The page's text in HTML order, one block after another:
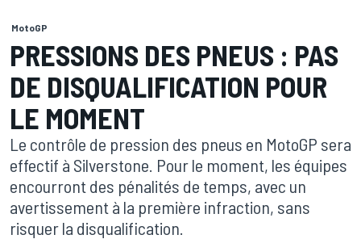
MotoGP
PRESSIONS DES PNEUS : PAS
DE DISQUALIFICATION POUR
LE MOMENT
Le contrôle de pression des pneus en MotoGP sera
effectif à Silverstone. Pour le moment, les équipes
encourront des pénalités de temps, avec un
avertissement à la première infraction, sans
risquer la disqualification.